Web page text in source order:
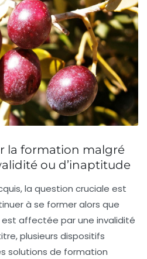
la formation malgré
ou d’inaptitude
la question cruciale est
à se former alors que
est affectée par une invalidité
plusieurs dispositifs
solutions de formation